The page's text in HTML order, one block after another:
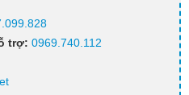
trợ: 0969.740.112